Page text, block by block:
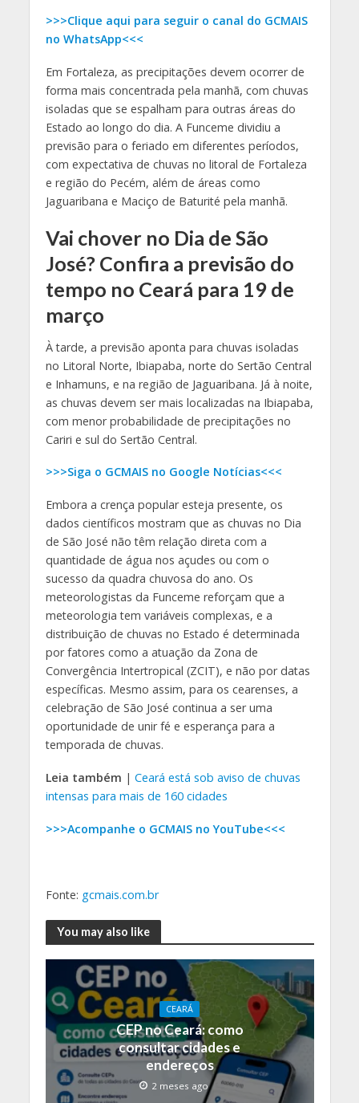
>>>Clique aqui para seguir o canal do GCMAIS
no WhatsApp<<<
Em Fortaleza, as precipitações devem ocorrer de
forma mais concentrada pela manhã, com chuvas
isoladas que se espalham para outras áreas do
Estado ao longo do dia. A Funceme dividiu a
previsão para o feriado em diferentes períodos,
com expectativa de chuvas no litoral de Fortaleza
e região do Pecém, além de áreas como
Jaguaribana e Maciço de Baturité pela manhã.
Vai chover no Dia de São
José? Confira a previsão do
tempo no Ceará para 19 de
março
À tarde, a previsão aponta para chuvas isoladas
no Litoral Norte, Ibiapaba, norte do Sertão Central
e Inhamuns, e na região de Jaguaribana. Já à noite,
as chuvas devem ser mais localizadas na Ibiapaba,
com menor probabilidade de precipitações no
Cariri e sul do Sertão Central.
>>>Siga o GCMAIS no Google Notícias<<<
Embora a crença popular esteja presente, os
dados científicos mostram que as chuvas no Dia
de São José não têm relação direta com a
quantidade de água nos açudes ou com o
sucesso da quadra chuvosa do ano. Os
meteorologistas da Funceme reforçam que a
meteorologia tem variáveis complexas, e a
distribuição de chuvas no Estado é determinada
por fatores como a atuação da Zona de
Convergência Intertropical (ZCIT), e não por datas
específicas. Mesmo assim, para os cearenses, a
celebração de São José continua a ser uma
oportunidade de unir fé e esperança para a
temporada de chuvas.
Leia também | Ceará está sob aviso de chuvas
intensas para mais de 160 cidades
>>>Acompanhe o GCMAIS no YouTube<<<
Fonte: gcmais.com.br
You may also like
CEARÁ
CEP no Ceará: como
consultar cidades e
endereços
2 meses ago